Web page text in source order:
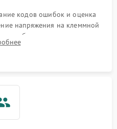
кодов ошибок и оценка
напряжения на клеммной
проблемы с нагревом,
или блокировкой дверцы.